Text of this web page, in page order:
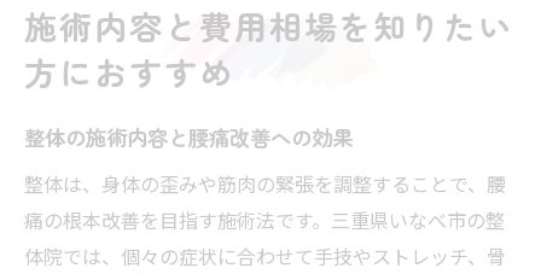
施術内容と費用相場を知りたい
方におすすめ
整体の施術内容と腰痛改善への効果
整体は、身体の歪みや筋肉の緊張を調整することで、腰
痛の根本改善を目指す施術法です。三重県いなべ市の整
体院では、個々の症状に合わせて手技やストレッチ、骨